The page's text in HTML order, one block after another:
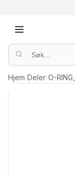
Hjem›Deler›O-